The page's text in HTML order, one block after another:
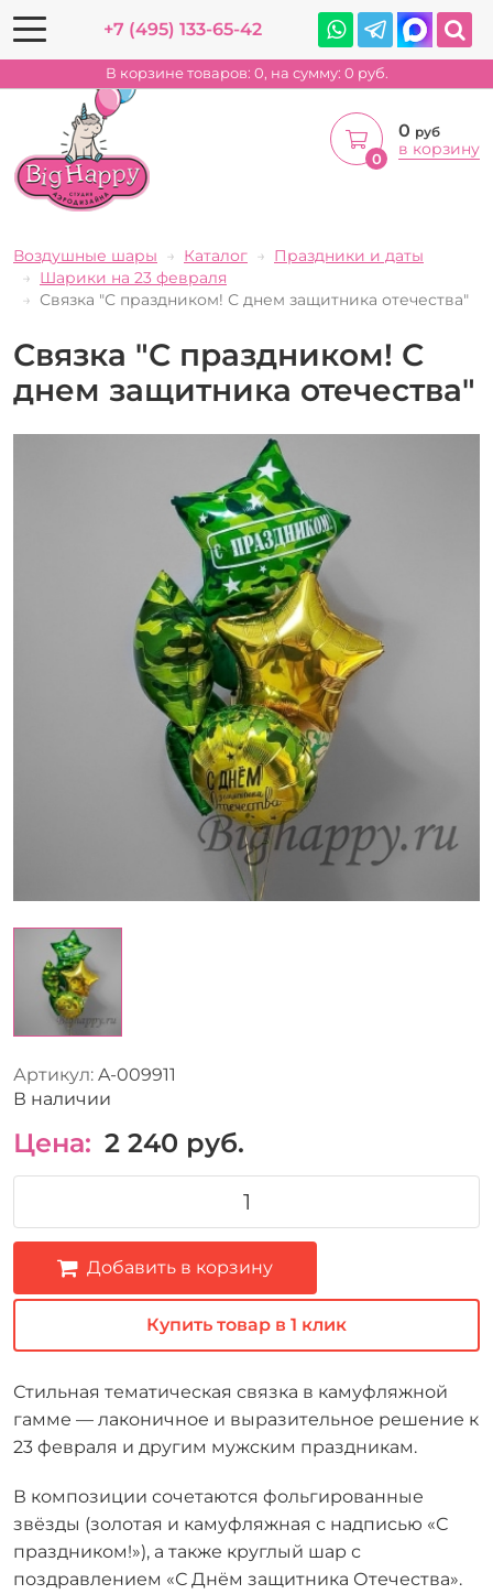
+7 (495) 133-65-42
В корзине товаров: 0, на сумму: 0 руб.
0
0 руб
в корзину
Воздушные шары Каталог
Праздники и даты
Шарики на 23 февраля
Связка "С праздником! С днем защитника отечества"
Связка "С праздником! С
днем защитника отечества"
Артикул: A-009911
В наличии
Цена: 2 240 руб.
Добавить в корзину
Купить товар в 1 клик
Стильная тематическая связка в камуфляжной
гамме — лаконичное и выразительное решение к
23 февраля и другим мужским праздникам.
В композиции сочетаются фольгированные
звёзды (золотая и камуфляжная с надписью «С
праздником!»), а также круглый шар с
поздравлением «С Днём защитника Отечества».